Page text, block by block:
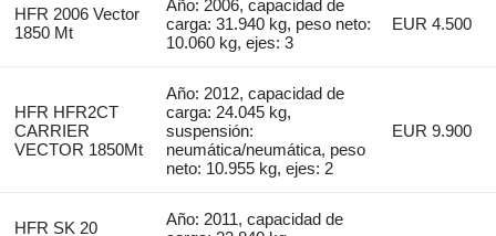
HFR 2006 Vector
1850 Mt
Año: 2006, capacidad de
carga: 31.940 kg, peso neto:
10.060 kg, ejes: 3
EUR 4.500
HFR HFR2CT
CARRIER
VECTOR 1850Mt
Año: 2012, capacidad de
carga: 24.045 kg,
suspensión:
neumática/neumática, peso
neto: 10.955 kg, ejes: 2
EUR 9.900
HFR SK 20
Año: 2011, capacidad de